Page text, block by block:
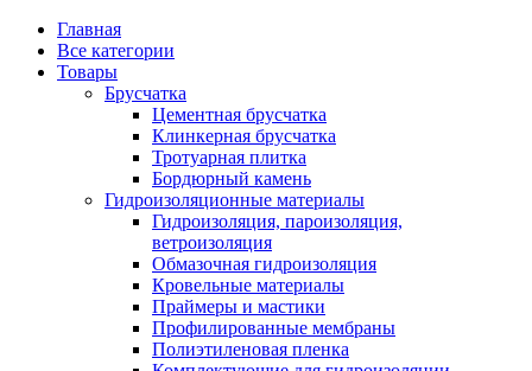
Главная
Все категории
Товары
Брусчатка
Цементная брусчатка
Клинкерная брусчатка
Тротуарная плитка
Бордюрный камень
Гидроизоляционные материалы
Гидроизоляция, пароизоляция,
ветроизоляция
Обмазочная гидроизоляция
Кровельные материалы
Праймеры и мастики
Профилированные мембраны
Полиэтиленовая пленка